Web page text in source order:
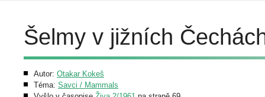
Šelmy v jižních
Autor: Otakar Kokeš
Téma: Savci / Mammals